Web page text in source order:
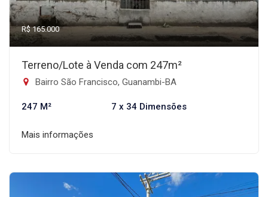
R$ 165.000
Terreno/Lote à Venda com 247m²
Bairro São Francisco, Guanambi-BA
247 M² 7 x 34 Dimensões
Mais informações